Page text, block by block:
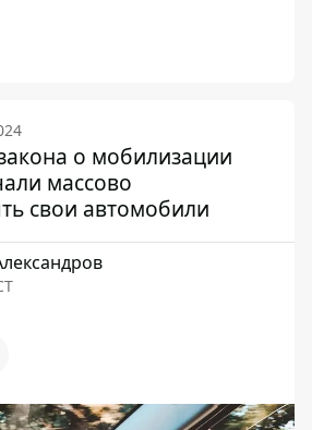
о мобилизации
массово
свои автомобили